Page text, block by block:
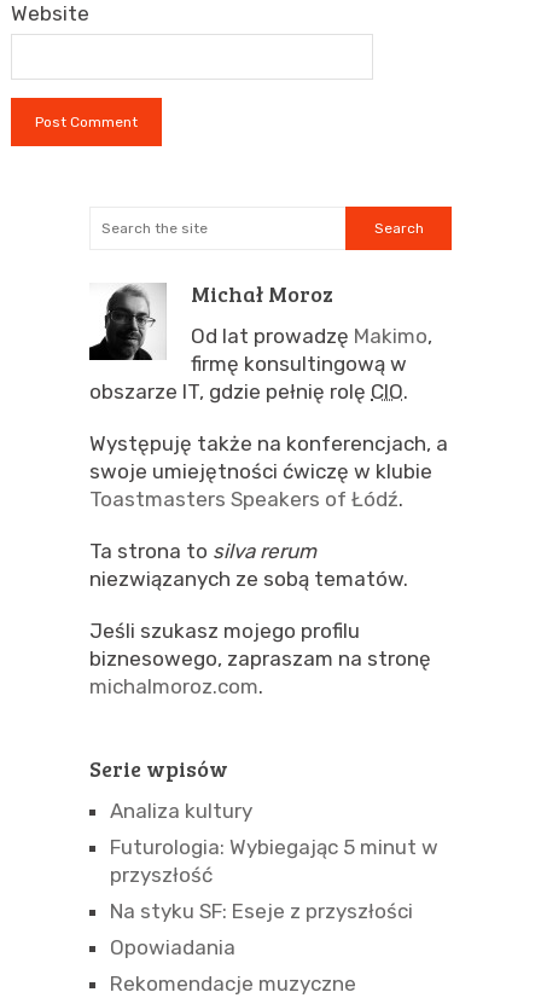
Website
Michał Moroz
Od lat prowadzę Makimo,
firmę konsultingową w
obszarze IT, gdzie pełnię rolę CIO.
Występuję także na konferencjach, a
swoje umiejętności ćwiczę w klubie
Toastmasters Speakers of Łódź.
Ta strona to silva rerum
niezwiązanych ze sobą tematów.
Jeśli szukasz mojego profilu
biznesowego, zapraszam na stronę
michalmoroz.com.
Serie wpisów
Analiza kultury
Futurologia: Wybiegając 5 minut w
przyszłość
Na styku SF: Eseje z przyszłości
Opowiadania
Rekomendacje muzyczne